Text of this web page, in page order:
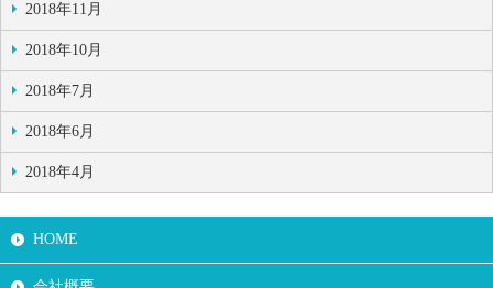
2018年11月
2018年10月
2018年7月
2018年6月
2018年4月
HOME